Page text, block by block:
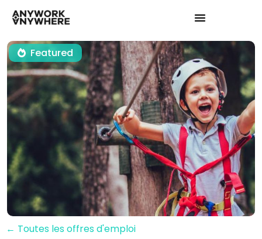
Featured
← Toutes les offres d'emploi